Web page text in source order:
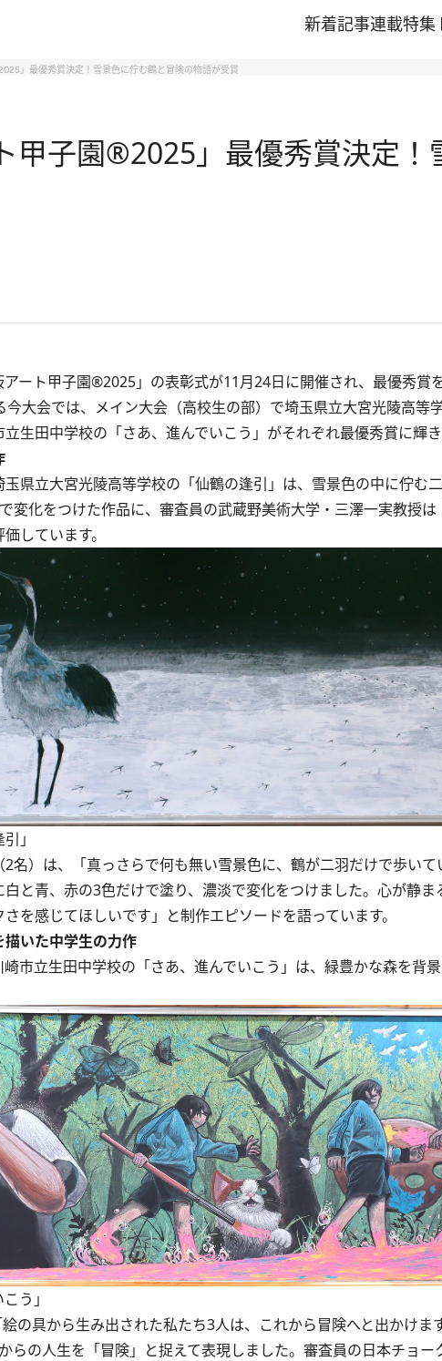
新着記事連載特集
」最優秀賞決定！雪景色に佇む鶴と冒険の物語が受賞
甲子園®︎2025」最優秀賞決定
ート甲子園®︎2025」の表彰式が11月24日に開催され、最優秀賞
大会では、メイン大会（高校生の部）で埼玉県立大宮光陵高等
生田中学校の「さあ、進んでいこう」がそれぞれ最優秀賞に輝き
県立大宮光陵高等学校の「仙鶴の逢引」は、雪景色の中に佇む二
変化をつけた作品に、審査員の武蔵野美術大学・三澤一実教授
しています。
」
名）は、「真っさらで何も無い雪景色に、鶴が二羽だけで歩い
と青、赤の3色だけで塗り、濃淡で変化をつけました。心が静ま
を感じてほしいです」と制作エピソードを語っています。
いた中学生の力作
市立生田中学校の「さあ、進んでいこう」は、緑豊かな森を背
う」
の具から生み出された私たち3人は、これから冒険へと出かけま
らの人生を「冒険」と捉えて表現しました。審査員の日本チョー